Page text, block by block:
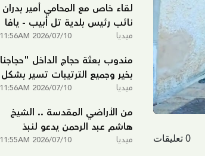
0 تعليقات
لقاء خاص مع المحامي أمير بدران
نائب رئيس بلدية تل أبيب - يافا
ميديا 2026/07/10 11:56AM
مندوب بعثة حجاج الداخل "حجاجنا
بخير وجميع الترتيبات تسير بشكل
ممتاز في مكة المكرمة"
ميديا 2026/07/10 11:56AM
من الأراضي المقدسة .. الشيخ
هاشم عبد الرحمن يدعو لنبذ
العنف في البلاد ونشر الألفة
ميديا 2026/07/10 11:55AM